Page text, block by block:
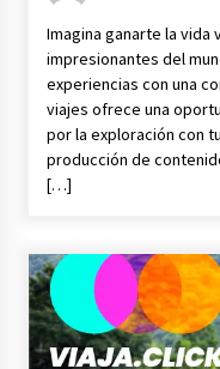
Imagina ganarte la vida
impresionantes del
experiencias con una
viajes ofrece una
por la exploración con
producción de
[…]